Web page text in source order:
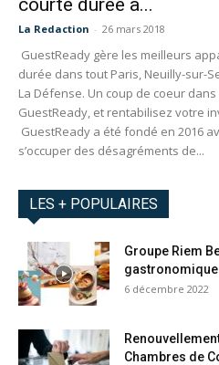
courte durée à...
La Redaction - 26 mars 2018
GuestReady gère les meilleurs
durée dans tout Paris, Neuilly-sur-
La Défense. Un coup de coeur
GuestReady, et rentabilisez votre
GuestReady a été fondé en 2016
s’occuper des désagréments de...
LES + POPULAIRES
Groupe Riem
6 décembre 2022
Chambres de